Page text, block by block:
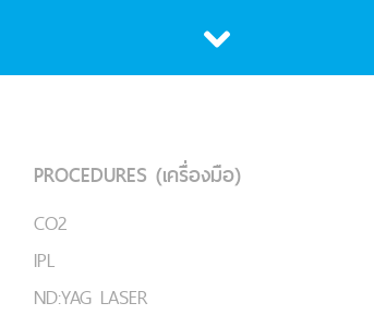
PROCEDURES (เครื่องมือ)
CO2
IPL
ND:YAG LASER